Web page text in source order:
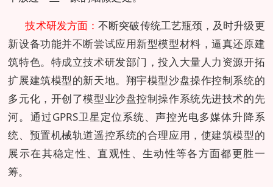
技术研发方面：不断突破传统工艺瓶颈，及时升级更
新设备功能并不断尝试应用新型模型材料，逼真还原建
筑特色。特成立技术研发部门，投入大量人力资源开拓
扩展建筑模型的新天地。翔宇模型沙盘操作控制系统的
多元化，开创了模型业沙盘控制操作系统先进技术的先
河。通过GPRS卫星定位系统、声控光电多媒体升降系
统、预置机械轨道遥控系统的合理应用，使建筑模型的
展示在其稳定性、直观性、生动性等各方面都更胜一
筹。